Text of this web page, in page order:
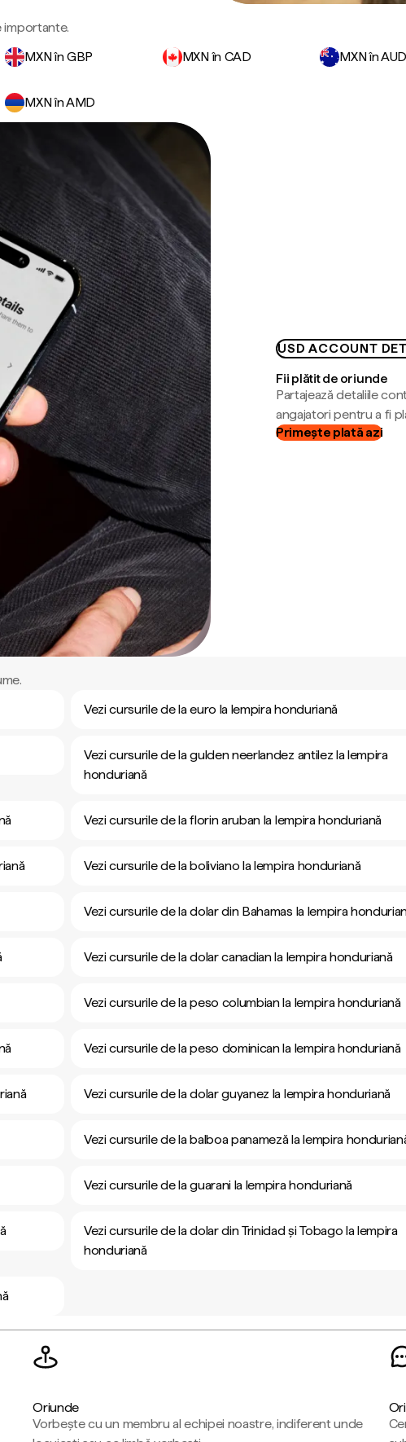
importante.
MXN în GBP MXN în CAD MXN în
MXN în AMD
USD ACCOUNT
Fii plătit de oriunde
Partajează detaliile
angajatori pentru a fi
Primește plată azi
Vezi cursurile de la euro la lempira honduriană
Vezi cursurile de la gulden neerlandez antilez la lempira
honduriană
Vezi cursurile de la florin aruban la lempira honduriană
Vezi cursurile de la boliviano la lempira honduriană
Vezi cursurile de la dolar din Bahamas la lempira
Vezi cursurile de la dolar canadian la lempira honduriană
Vezi cursurile de la peso columbian la lempira honduriană
Vezi cursurile de la peso dominican la lempira honduriană
Vezi cursurile de la dolar guyanez la lempira honduriană
Vezi cursurile de la balboa panameză la lempira
Vezi cursurile de la guarani la lempira honduriană
Vezi cursurile de la dolar din Trinidad și Tobago la lempira
honduriană
Oriunde
Vorbește cu un membru al echipei noastre, indiferent unde